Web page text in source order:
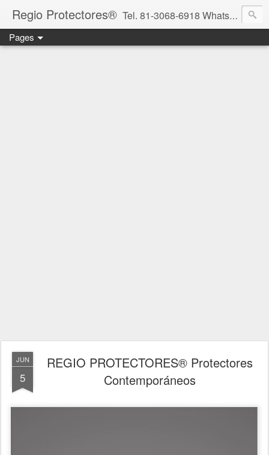
Regio Protectores® Tel. 81-3068-6918 WhatsApp 81-2636-2823 / 33-1145-3780 cotizacionregioprotectores@gmail.com / regioprotectores@gmail.com https://www.facebook.com/RegioProtectores/
Pages
JUN
5
REGIO PROTECTORES® Protectores
Contemporáneos